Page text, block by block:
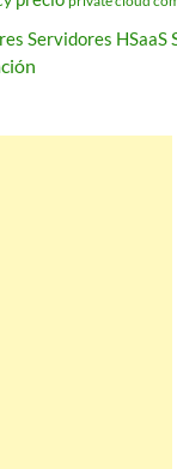
Servidores HSaaS